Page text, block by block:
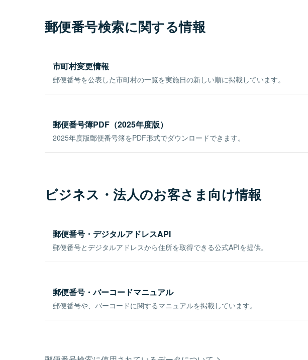
郵便番号検索に関する情報
市町村変更情報
郵便番号を公表した市町村の一覧を実施日の新しい順に掲載しています。
郵便番号簿PDF（2025年度版）
2025年度版郵便番号簿をPDF形式でダウンロードできます。
ビジネス・法人のお客さま向け情報
郵便番号・デジタルアドレスAPI
郵便番号とデジタルアドレスから住所を取得できる公式APIを提供。
郵便番号・バーコードマニュアル
郵便番号や、バーコードに関するマニュアルを掲載しています。